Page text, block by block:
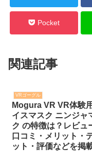
Pocket
関連記事
VRゴーグル
Mogura VR VR体験
イスマスク ニンジャ
ク の特徴は？レビュ
口コミ・メリット・
ット・評価などを掲